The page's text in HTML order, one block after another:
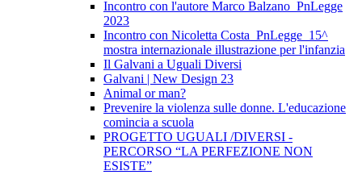
Incontro con l'autore Marco Balzano_PnLegge
2023
Incontro con Nicoletta Costa_PnLegge_15^
mostra internazionale illustrazione per l'infanzia
Il Galvani a Uguali Diversi
Galvani | New Design 23
Animal or man?
Prevenire la violenza sulle donne. L'educazione
comincia a scuola
PROGETTO UGUALI /DIVERSI -
PERCORSO “LA PERFEZIONE NON
ESISTE”